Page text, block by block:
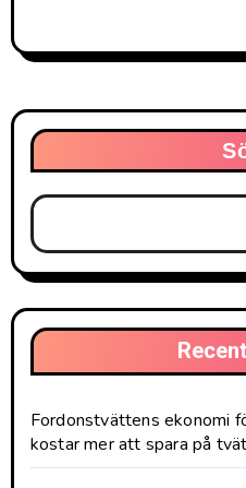
Fordonstvättens ekonomi
kostar mer att spara på